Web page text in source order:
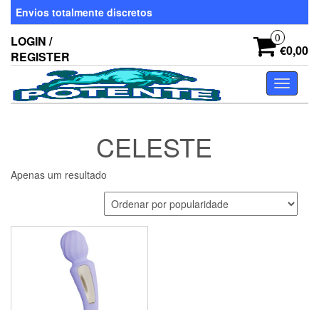
Skip
the
content
Envios totalmente discretos
LOGIN /
REGISTER
0
€0,00
Toggle
CELESTE
Apenas um resultado